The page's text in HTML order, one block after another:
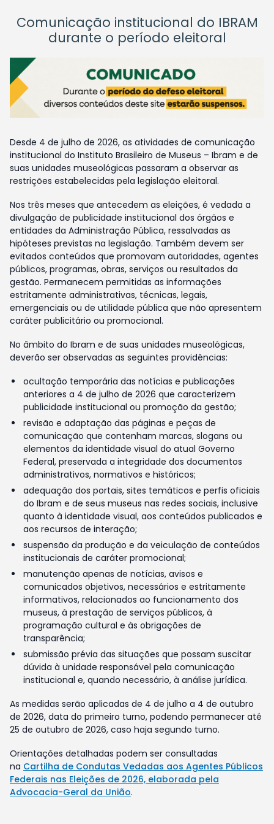
Comunicação institucional do IBRAM
durante o período eleitoral
Desde 4 de julho de 2026, as atividades de comunicação
institucional do Instituto Brasileiro de Museus – Ibram e de
suas unidades museológicas passaram a observar as
restrições estabelecidas pela legislação eleitoral.
Nos três meses que antecedem as eleições, é vedada a
divulgação de publicidade institucional dos órgãos e
entidades da Administração Pública, ressalvadas as
hipóteses previstas na legislação. Também devem ser
evitados conteúdos que promovam autoridades, agentes
públicos, programas, obras, serviços ou resultados da
gestão. Permanecem permitidas as informações
estritamente administrativas, técnicas, legais,
emergenciais ou de utilidade pública que não apresentem
caráter publicitário ou promocional.
No âmbito do Ibram e de suas unidades museológicas,
deverão ser observadas as seguintes providências:
ocultação temporária das notícias e publicações
anteriores a 4 de julho de 2026 que caracterizem
publicidade institucional ou promoção da gestão;
revisão e adaptação das páginas e peças de
comunicação que contenham marcas, slogans ou
elementos da identidade visual do atual Governo
Federal, preservada a integridade dos documentos
administrativos, normativos e históricos;
adequação dos portais, sites temáticos e perfis oficiais
do Ibram e de seus museus nas redes sociais, inclusive
quanto à identidade visual, aos conteúdos publicados e
aos recursos de interação;
suspensão da produção e da veiculação de conteúdos
institucionais de caráter promocional;
manutenção apenas de notícias, avisos e
comunicados objetivos, necessários e estritamente
informativos, relacionados ao funcionamento dos
museus, à prestação de serviços públicos, à
programação cultural e às obrigações de
transparência;
submissão prévia das situações que possam suscitar
dúvida à unidade responsável pela comunicação
institucional e, quando necessário, à análise jurídica.
As medidas serão aplicadas de 4 de julho a 4 de outubro
de 2026, data do primeiro turno, podendo permanecer até
25 de outubro de 2026, caso haja segundo turno.
Orientações detalhadas podem ser consultadas
na Cartilha de Condutas Vedadas aos Agentes Públicos
Federais nas Eleições de 2026, elaborada pela
Advocacia-Geral da União.